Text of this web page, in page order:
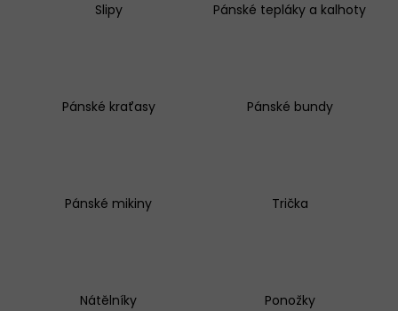
Slipy Pánské tepláky a kalhoty
Pánské kraťasy Pánské bundy
Pánské mikiny Trička
Nátělníky Ponožky
BAVLNĚNÉ